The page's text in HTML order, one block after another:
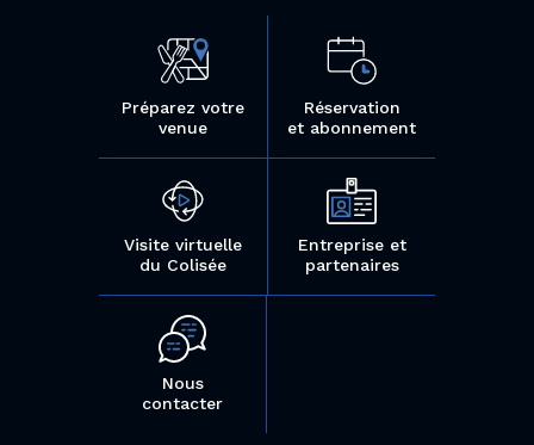
Préparez votre
venue
Réservation
et abonnement
Visite virtuelle
du Colisée
Entreprise et
partenaires
Nous
contacter